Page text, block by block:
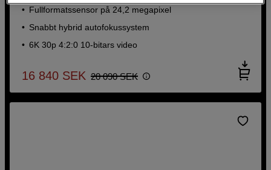
Fullformatssensor på 24,2 megapixel
Snabbt hybrid autofokussystem
6K 30p 4:2:0 10-bitars video
16 840 SEK 20 090 SEK